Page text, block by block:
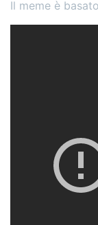
Il meme è